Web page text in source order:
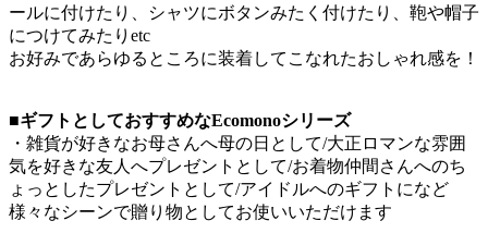
ールに付けたり、シャツにボタンみたく付けたり、鞄や帽子
につけてみたりetc
お好みであらゆるところに装着してこなれたおしゃれ感を！
■ギフトとしておすすめなEcomonoシリーズ
・雑貨が好きなお母さんへ母の日として/大正ロマンな雰囲
気を好きな友人へプレゼントとして/お着物仲間さんへのち
ょっとしたプレゼントとして/アイドルへのギフトになど
様々なシーンで贈り物としてお使いいただけます